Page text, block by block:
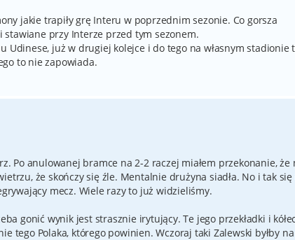
jakie trapiły grę Interu w poprzednim sezonie. Co gorsza
stawiane przy Interze przed tym sezonem.
Udinese, już w drugiej kolejce i do tego na własnym stadionie
to nie zapowiada.
Po anulowanej bramce na 2-2 raczej miałem przekonanie, że
że skończy się źle. Mentalnie drużyna siadła. No i tak się
mecz. Wiele razy to już widzieliśmy.
gonić wynik jest strasznie irytujący. Te jego przekładki i
tego Polaka, którego powinien. Wczoraj taki Zalewski byłby na